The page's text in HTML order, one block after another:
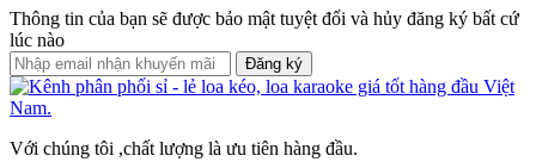
Thông tin của bạn sẽ được bảo mật tuyệt đối và hủy đăng ký bất cứ
lúc nào
Đăng ký
Với chúng tôi ,chất lượng là ưu tiên hàng đầu.